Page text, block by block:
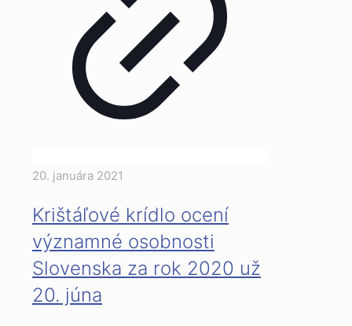
20. januára 2021
Krištáľové krídlo ocení
významné osobnosti
Slovenska za rok 2020 už
20. júna